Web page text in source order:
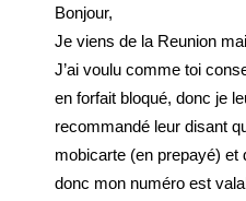
Bonjour,
Je viens de la Reunion
J’ai voulu comme toi
en forfait bloqué, donc je
recommandé leur disant
mobicarte (en prepayé)
donc mon numéro est